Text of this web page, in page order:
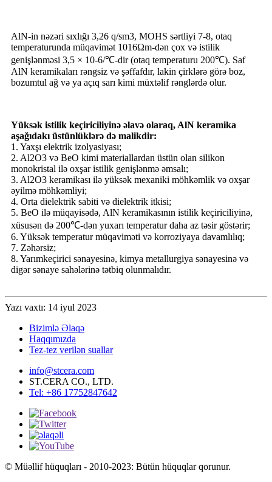
AlN-in nəzəri sıxlığı 3,26 q/sm3, MOHS sərtliyi 7-8, otaq
temperaturunda müqavimət 1016Ωm-dən çox və istilik
genişlənməsi 3,5 × 10-6/℃-dir (otaq temperaturu 200℃). Saf
AlN keramikaları rəngsiz və şəffafdır, lakin çirklərə görə boz,
bozumtul ağ və ya açıq sarı kimi müxtəlif rənglərdə olur.
Yüksək istilik keçiriciliyinə əlavə olaraq, AlN keramika
aşağıdakı üstünlüklərə də malikdir:
1. Yaxşı elektrik izolyasiyası;
2. Al2O3 və BeO kimi materiallardan üstün olan silikon
monokristal ilə oxşar istilik genişlənmə əmsalı;
3. Al2O3 keramikası ilə yüksək mexaniki möhkəmlik və oxşar
əyilmə möhkəmliyi;
4. Orta dielektrik sabiti və dielektrik itkisi;
5. BeO ilə müqayisədə, AlN keramikasının istilik keçiriciliyinə,
xüsusən də 200℃-dən yuxarı temperatur daha az təsir göstərir;
6. Yüksək temperatur müqaviməti və korroziyaya davamlılıq;
7. Zəhərsiz;
8. Yarımkeçirici sənayesinə, kimya metallurgiya sənayesinə və
digər sənaye sahələrinə tətbiq olunmalıdır.
Yazı vaxtı: 14 iyul 2023
Bizimlə Əlaqə
Haqqımızda
Tez-tez verilən suallar
info@stcera.com
ST.CERA CO., LTD.
Tel: +86 17752847642
© Müəllif hüquqları - 2010-2023: Bütün hüquqlar qorunur.